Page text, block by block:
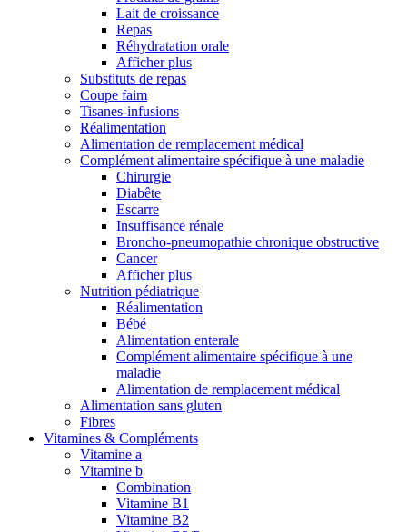
Lait de croissance
Repas
Réhydratation orale
Afficher plus
Substituts de repas
Coupe faim
Tisanes-infusions
Réalimentation
Alimentation de remplacement médical
Complément alimentaire spécifique à une maladie
Chirurgie
Diabête
Escarre
Insuffisance rénale
Broncho-pneumopathie chronique obstructive
Cancer
Afficher plus
Nutrition pédiatrique
Réalimentation
Bébé
Alimentation enterale
Complément alimentaire spécifique à une
maladie
Alimentation de remplacement médical
Alimentation sans gluten
Fibres
Vitamines & Compléments
Vitamine a
Vitamine b
Combination
Vitamine B1
Vitamine B2